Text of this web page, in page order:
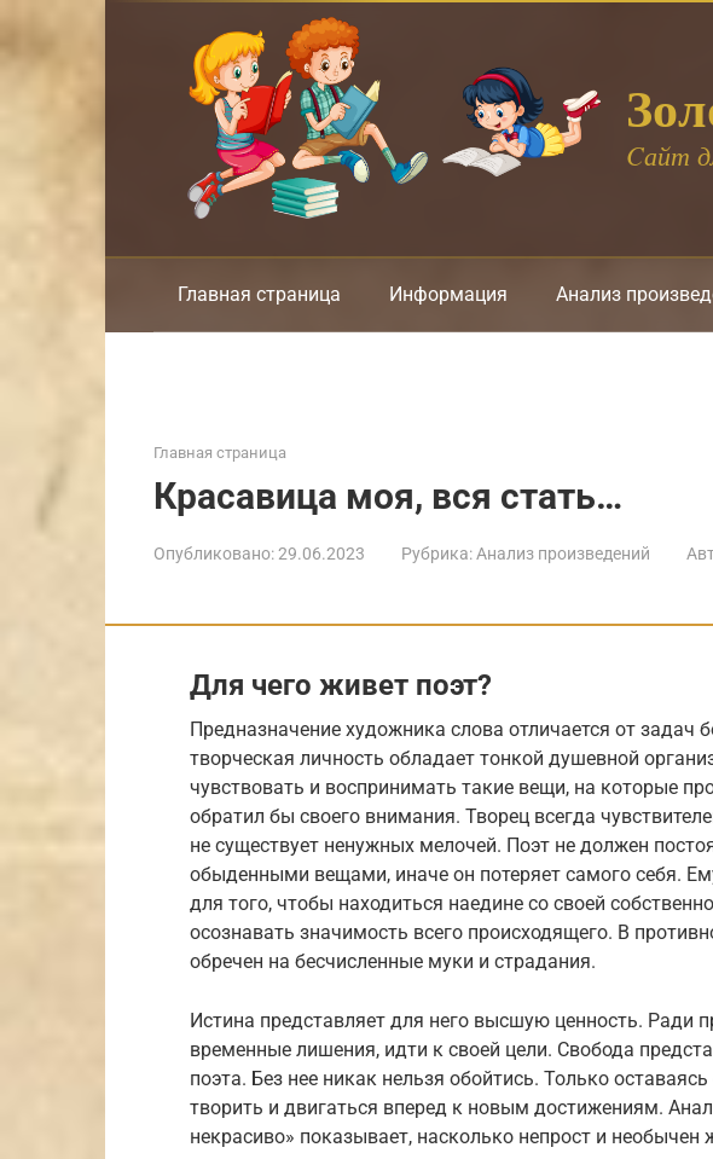
Cайт
Главная страница Информация Анализ
Главная страница
Красавица моя, вся стать…
Опубликовано:29.06.2023 Рубрика: Анализ произведений
Для чего живет поэт?
Предназначение художника слова отличается от задач
творческая личность обладает тонкой душевной
чувствовать и воспринимать такие вещи, на которые
обратил бы своего внимания. Творец всегда
не существует ненужных мелочей. Поэт не должен
обыденными вещами, иначе он потеряет самого себя.
для того, чтобы находиться наедине со своей
осознавать значимость всего происходящего. В
обречен на бесчисленные муки и страдания.
Истина представляет для него высшую ценность. Ради
временные лишения, идти к своей цели. Свобода
поэта. Без нее никак нельзя обойтись. Только
творить и двигаться вперед к новым достижениям.
некрасиво» показывает, насколько непрост и необычен